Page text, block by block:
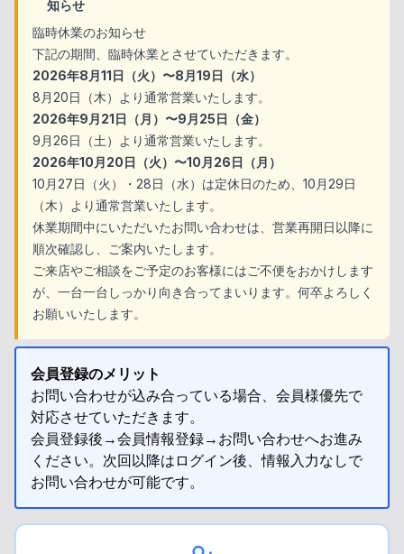
知らせ
臨時休業のお知らせ
下記の期間、臨時休業とさせていただきます。
2026年8月11日（火）〜8月19日（水）
8月20日（木）より通常営業いたします。
2026年9月21日（月）〜9月25日（金）
9月26日（土）より通常営業いたします。
2026年10月20日（火）〜10月26日（月）
10月27日（火）・28日（水）は定休日のため、10月29日
（木）より通常営業いたします。
休業期間中にいただいたお問い合わせは、営業再開日以降に
順次確認し、ご案内いたします。
ご来店やご相談をご予定のお客様にはご不便をおかけします
が、一台一台しっかり向き合ってまいります。何卒よろしく
お願いいたします。
会員登録のメリット
お問い合わせが込み合っている場合、会員様優先で
対応させていただきます。
会員登録後→会員情報登録→お問い合わせへお進み
ください。次回以降はログイン後、情報入力なしで
お問い合わせが可能です。